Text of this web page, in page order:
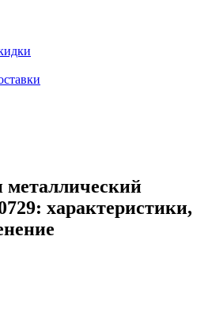
характеристики,